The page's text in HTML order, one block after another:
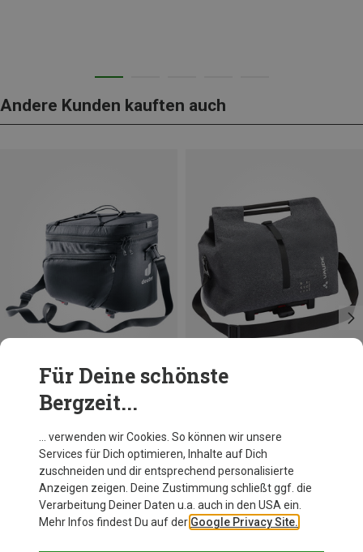
Andere Kunden kauften auch
Du sparst 19%
Vaude
Recycle Shopper Fahrradtasche
129,95 €
Für Deine schönste
Bergzeit...
… verwenden wir Cookies. So können wir unsere
Services für Dich optimieren, Inhalte auf Dich
zuschneiden und dir entsprechend personalisierte
Anzeigen zeigen. Deine Zustimmung schließt ggf. die
Verarbeitung Deiner Daten u.a. auch in den USA ein.
Mehr Infos findest Du auf der Google Privacy Site.